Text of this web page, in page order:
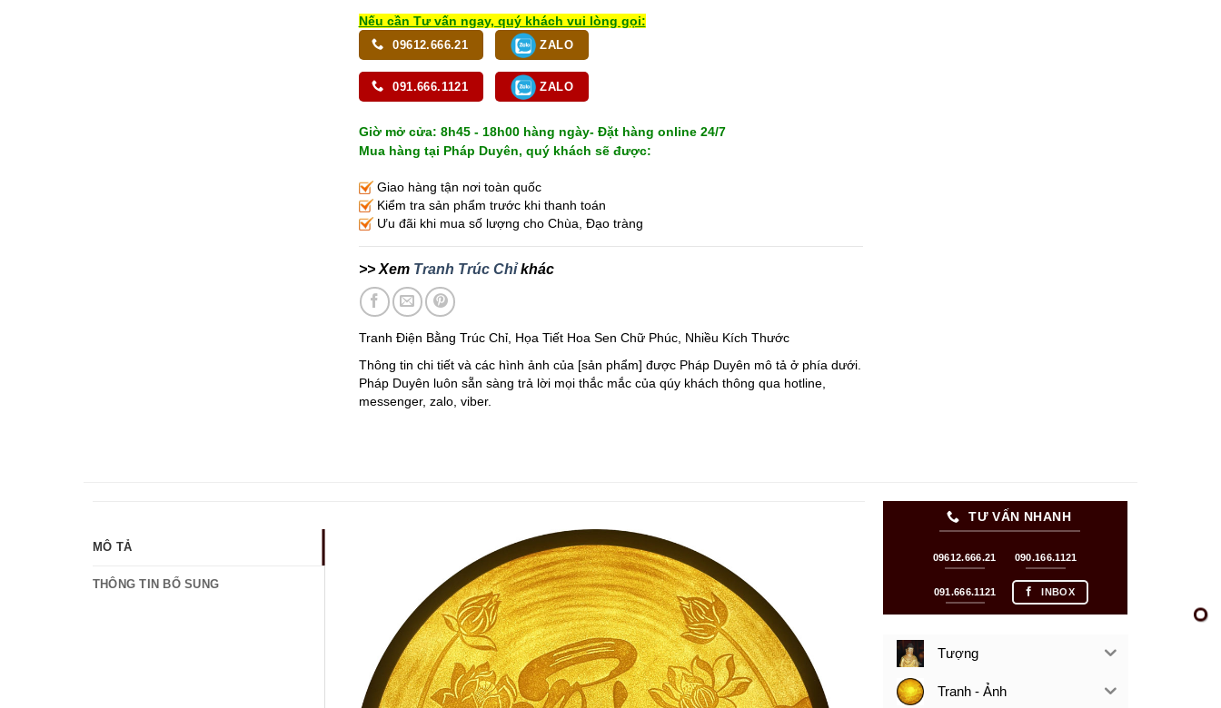
Nếu cần Tư vấn ngay, quý khách vui lòng gọi:
09612.666.21 ZALO
091.666.1121 ZALO
Giờ mở cửa: 8h45 - 18h00 hàng ngày- Đặt hàng online 24/7
Mua hàng tại Pháp Duyên, quý khách sẽ được:
Giao hàng tận nơi toàn quốc
Kiểm tra sản phẩm trước khi thanh toán
Ưu đãi khi mua số lượng cho Chùa, Đạo tràng
>> Xem Tranh Trúc Chỉkhác
Tranh Điện Bằng Trúc Chỉ, Họa Tiết Hoa Sen Chữ Phúc, Nhiều Kích Thước
Thông tin chi tiết và các hình ảnh của [sản phẩm] được Pháp Duyên mô tả ở phía dưới.
Pháp Duyên luôn sẵn sàng trả lời mọi thắc mắc của qúy khách thông qua hotline,
messenger, zalo, viber.
MÔ TẢ
THÔNG TIN BỔ SUNG
TƯ VẤN NHANH
09612.666.21 090.166.1121
091.666.1121 INBOX
Tượng
Tranh - Ảnh